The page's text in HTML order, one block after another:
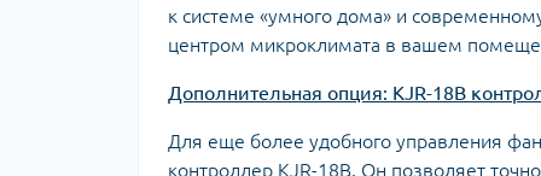
к системе «умного дома» и
центром микроклимата в вашем
Дополнительная опция: KJR-18B
Для еще более удобного управления
контроллер KJR-18B. Он позволяет